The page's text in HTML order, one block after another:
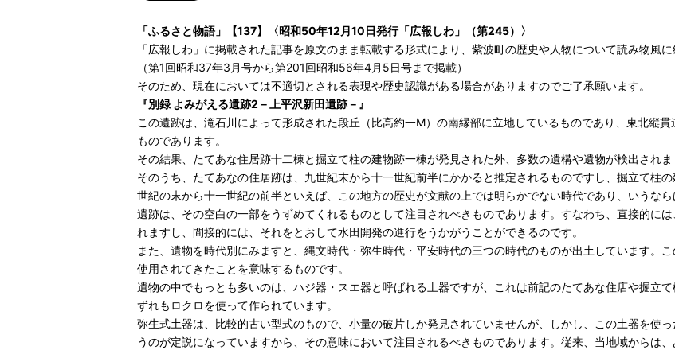
「ふるさと物語」【137】〈昭和50年12月10日発行「広報しわ」（第245）〉
「広報しわ」に掲載された記事を原文のまま転載する形式により、紫波町の歴史や人物について読み物風に
（第1回昭和37年3月号から第201回昭和56年4月5日号まで掲載）
そのため、現在においては不適切とされる表現や歴史認識がある場合がありますのでご了承願います。
『別録 よみがえる遺跡2－上平沢新田遺跡－』
この遺跡は、滝石川によって形成された段丘（比高約一M）の南縁部に立地しているものであり、東北縦
ものであります。
その結果、たてあな住居跡十二棟と掘立て柱の建物跡一棟が発見された外、多数の遺構や遺物が検出されま
そのうち、たてあなの住居跡は、九世紀末から十一世紀前半にかかると推定されるものですし、掘立て柱
世紀の末から十一世紀の前半といえば、この地方の歴史が文献の上では明らかでない時代であり、いうな
遺跡は、その空白の一部をうずめてくれるものとして注目されべきものであります。すなわち、直接的に
れますし、間接的には、それをとおして水田開発の進行をうかがうことができるのです。
また、遺物を時代別にみますと、縄文時代・弥生時代・平安時代の三つの時代のものが出土しています。
使用されてきたことを意味するものです。
遺物の中でもっとも多いのは、ハジ器・スエ器と呼ばれる土器ですが、これは前記のたてあな住店や掘立
ずれもロクロを使って作られています。
弥生式土器は、比較的古い型式のもので、小量の破片しか発見されていませんが、しかし、この土器を使
うのが定説になっていますから、その意味において注目されるべきものであります。従来、当地域からは